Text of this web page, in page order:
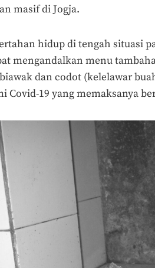
masif di Jogja.
hidup di tengah situasi
mengandalkan menu
dan codot (kelelawar
Covid-19 yang memaksanya